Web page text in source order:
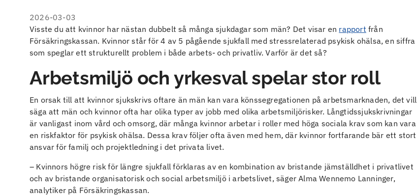
2026-03-03
Visste du att kvinnor har nästan dubbelt så många sjukdagar som män? Det visar en rapport från
Försäkringskassan. Kvinnor står för 4 av 5 pågående sjukfall med stressrelaterad psykisk ohälsa, en siffra
som speglar ett strukturellt problem i både arbets- och privatliv. Varför är det så?
Arbetsmiljö och yrkesval spelar stor roll
En orsak till att kvinnor sjukskrivs oftare än män kan vara könssegregationen på arbetsmarknaden, det vill
säga att män och kvinnor ofta har olika typer av jobb med olika arbetsmiljörisker. Långtidssjukskrivningar
är vanligast inom vård och omsorg, där många kvinnor arbetar i roller med höga sociala krav som kan vara
en riskfaktor för psykisk ohälsa. Dessa krav följer ofta även med hem, där kvinnor fortfarande bär ett stort
ansvar för familj och projektledning i det privata livet.
– Kvinnors högre risk för längre sjukfall förklaras av en kombination av bristande jämställdhet i privatlivet
och av bristande organisatorisk och social arbetsmiljö i arbetslivet, säger Alma Wennemo Lanninger,
analytiker på Försäkringskassan.